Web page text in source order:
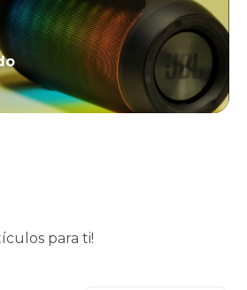
para ti!